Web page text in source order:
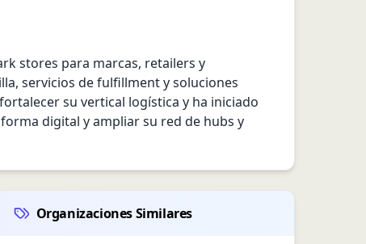
stores para marcas, retailers y
servicios de fulfillment y soluciones
su vertical logística y ha iniciado
digital y ampliar su red de hubs y
Organizaciones Similares